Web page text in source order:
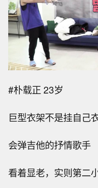
#朴载正 23岁
巨型衣架不是挂自己
会弹吉他的抒情歌手
看着显老，实则第二